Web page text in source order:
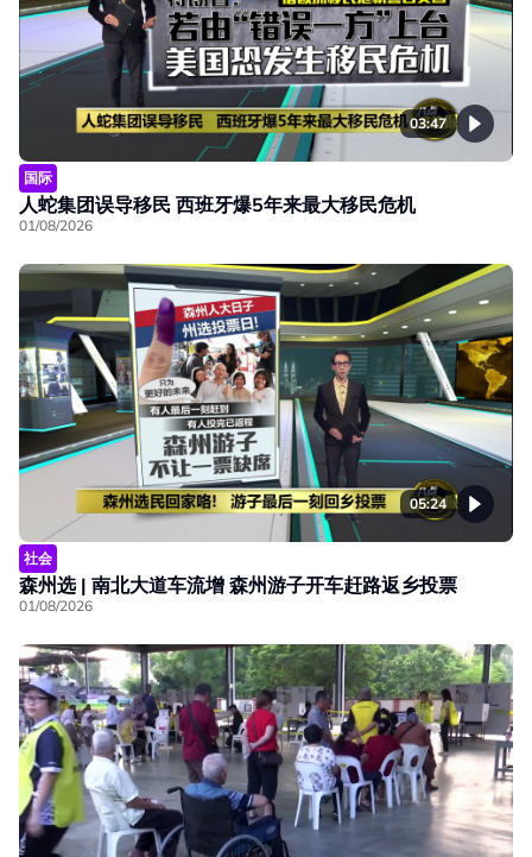
03:47
国际
人蛇集团误导移民 西班牙爆5年来最大移民危机
01/08/2026
05:24
社会
森州选 | 南北大道车流增 森州游子开车赶路返乡投票
01/08/2026